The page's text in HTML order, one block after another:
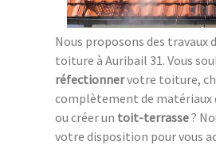
Nous proposons des travaux
toiture à Auribail 31. Vous
réfectionnervotre toiture,
complètement de matériaux
ou créer un toit-terrasse?
votre disposition pour vous